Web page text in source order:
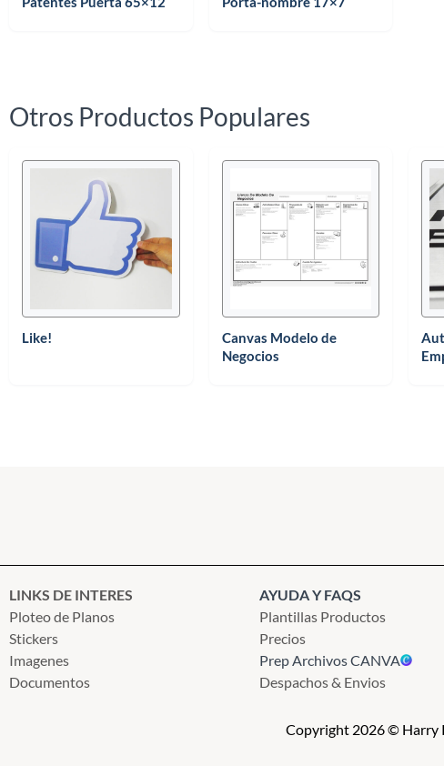
Otros Productos Populares
Like!
Canvas Modelo de
Negocios
LINKS DE INTERES
Ploteo de Planos
Stickers
Imagenes
Documentos
AYUDA Y FAQS
Plantillas Productos
Precios
Prep Archivos CANVA
Despachos & Envios
Copyright 2026 © Harry